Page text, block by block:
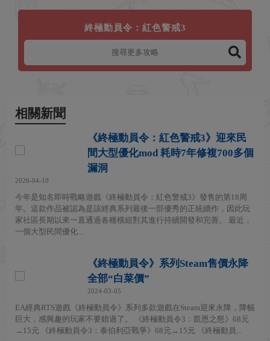
終極動員令：紅色警戒3
相關新聞
《終極動員令：紅色警戒3》迎來民
間大型優化mod 耗時7年修複700多個
漏洞
2026-04-10
今年是知名即時戰略遊戲《終極動員令：紅色警戒3》發售的第18周
年。這款作品被認為是該經典系列最後一部優秀的正統續作，因此玩
家社區長期以來一直通過各種模組對其進行持續開發和完善。 最近，
一個大型民間優化...
《終極動員令》系列Steam售價永降
全部“白菜價”
2024-03-05
EA經典RTS遊戲《終極動員令》系列多款遊戲在Steam迎來永降，降幅
巨大，感興趣的玩家不要錯過了。 《終極動員令3：凱恩之怒》68元
→15元 《終極動員令3：泰伯利亞戰爭》68元→15元 《終極動員...